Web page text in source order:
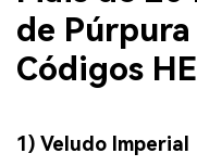
de
Códigos
1) Veludo Imperial